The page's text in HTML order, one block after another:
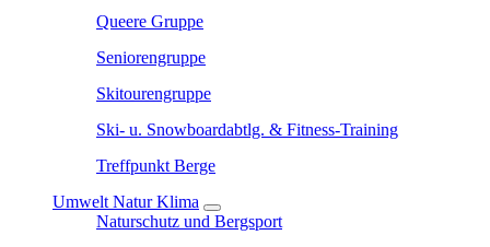
Queere Gruppe
Seniorengruppe
Skitourengruppe
Ski- u. Snowboardabtlg. & Fitness-Training
Treffpunkt Berge
Umwelt Natur Klima
Naturschutz und Bergsport